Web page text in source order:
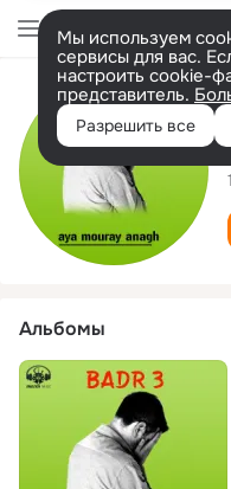
Мы используем
сервисы для вас.
настроить cookie-
представитель.
Разрешить все
Альбомы